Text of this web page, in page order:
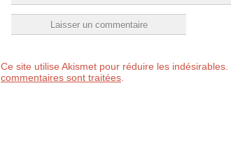
Ce site utilise Akismet pour réduire les indésirables.
commentaires sont traitées